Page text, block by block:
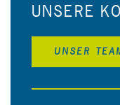
UNSERE
UNSER